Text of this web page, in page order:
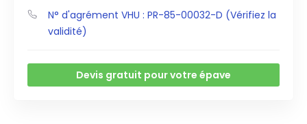
N° d'agrément VHU : PR-85-00032-D (Vérifiez la
validité)
Devis gratuit pour votre épave